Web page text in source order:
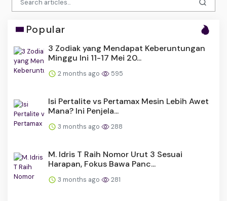
Popular
3 Zodiak yang Mendapat Keberuntungan
Minggu Ini 11-17 Mei 20...
2 months ago 595
Isi Pertalite vs Pertamax Mesin Lebih Awet
Mana? Ini Penjela...
3 months ago 288
M. Idris T Raih Nomor Urut 3 Sesuai
Harapan, Fokus Bawa Panc...
3 months ago 281